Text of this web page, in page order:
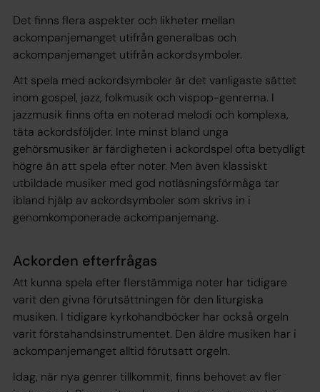
Det finns flera aspekter och likheter mellan
ackompanjemanget utifrån generalbas och
ackompanjemanget utifrån ackordsymboler.
Att spela med ackordsymboler är det vanligaste sättet
inom gospel, jazz, folkmusik och vispop-genrerna. I
jazzmusik finns ofta en noterad melodi och komplexa,
täta ackordsföljder. Inte minst bland unga
gehörsmusiker är färdigheten i ackordspel ofta betydligt
högre än att spela efter noter. Men även klassiskt
utbildade musiker med god notläsningsförmåga tar
ibland hjälp av ackordsymboler som skrivs in i
genomkomponerade ackompanjemang.
Ackorden efterfrågas
Att kunna spela efter flerstämmiga noter har tidigare
varit den givna förutsättningen för den liturgiska
musiken. I tidigare kyrkohandböcker har också orgeln
varit förstahandsinstrumentet. Den äldre musiken har i
ackompanjemanget alltid förutsatt orgeln.
Idag, när nya genrer tillkommit, finns behovet av fler